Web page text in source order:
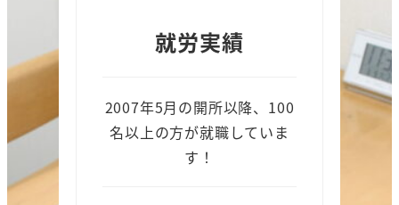
就労実績
2007年5月の開所以降、100
名以上の方が就職していま
す！